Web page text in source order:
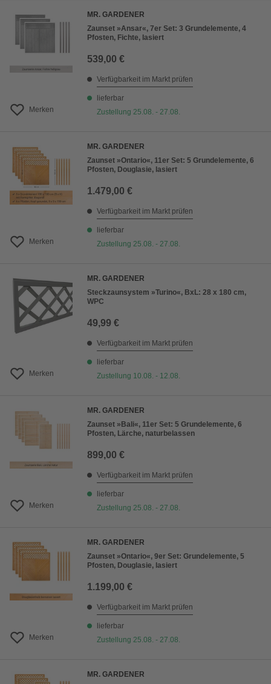
Merken
MR. GARDENER
Zaunset »Ansar«, 7er Set: 3 Grundelemente, 4
Pfosten, Fichte, lasiert
539,00 €
Verfügbarkeit im Markt prüfen
lieferbar
Zustellung 25.08. - 27.08.
Merken
MR. GARDENER
Zaunset »Ontario«, 11er Set: 5 Grundelemente, 6
Pfosten, Douglasie, lasiert
1.479,00 €
Verfügbarkeit im Markt prüfen
lieferbar
Zustellung 25.08. - 27.08.
Merken
MR. GARDENER
Steckzaunsystem »Turino«, BxL: 28 x 180 cm,
WPC
49,99 €
Verfügbarkeit im Markt prüfen
lieferbar
Zustellung 10.08. - 12.08.
Merken
MR. GARDENER
Zaunset »Bali«, 11er Set: 5 Grundelemente, 6
Pfosten, Lärche, naturbelassen
899,00 €
Verfügbarkeit im Markt prüfen
lieferbar
Zustellung 25.08. - 27.08.
Merken
MR. GARDENER
Zaunset »Ontario«, 9er Set: Grundelemente, 5
Pfosten, Douglasie, lasiert
1.199,00 €
Verfügbarkeit im Markt prüfen
lieferbar
Zustellung 25.08. - 27.08.
MR. GARDENER